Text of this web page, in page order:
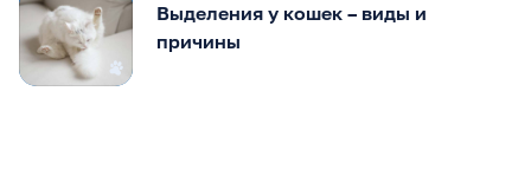
Выделения у кошек – виды и
причины